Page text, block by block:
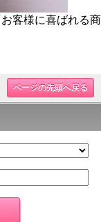
客様に喜ばれる商
ページの先頭へ戻る